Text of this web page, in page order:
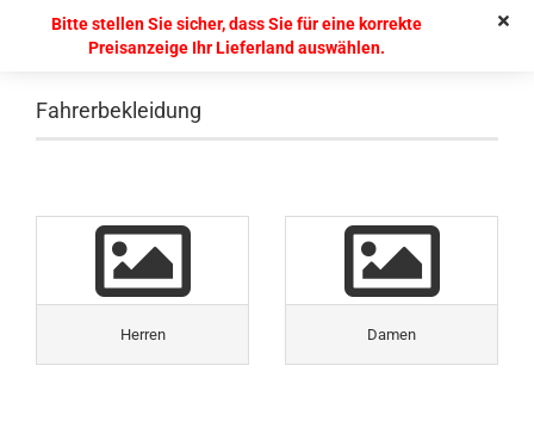
Bitte stellen Sie sicher, dass Sie für eine korrekte
Preisanzeige Ihr Lieferland auswählen.
Fahrerbekleidung
Herren Damen